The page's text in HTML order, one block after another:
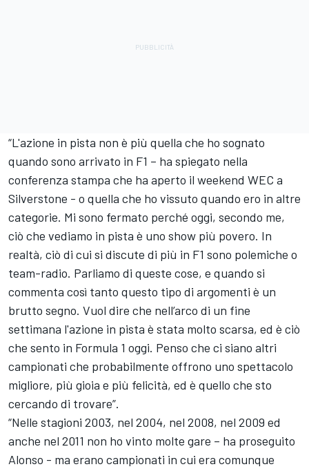
“L'azione in pista non è più quella che ho sognato
quando sono arrivato in F1 – ha spiegato nella
conferenza stampa che ha aperto il weekend WEC a
Silverstone - o quella che ho vissuto quando ero in altre
categorie. Mi sono fermato perché oggi, secondo me,
ciò che vediamo in pista è uno show più povero. In
realtà, ciò di cui si discute di più in F1 sono polemiche o
team-radio. Parliamo di queste cose, e quando si
commenta così tanto questo tipo di argomenti è un
brutto segno. Vuol dire che nell’arco di un fine
settimana l'azione in pista è stata molto scarsa, ed è ciò
che sento in Formula 1 oggi. Penso che ci siano altri
campionati che probabilmente offrono uno spettacolo
migliore, più gioia e più felicità, ed è quello che sto
cercando di trovare”.
“Nelle stagioni 2003, nel 2004, nel 2008, nel 2009 ed
anche nel 2011 non ho vinto molte gare – ha proseguito
Alonso - ma erano campionati in cui era comunque